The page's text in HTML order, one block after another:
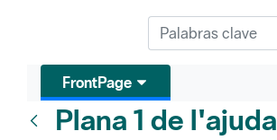
FrontPage
Plana 1 de l'ajuda